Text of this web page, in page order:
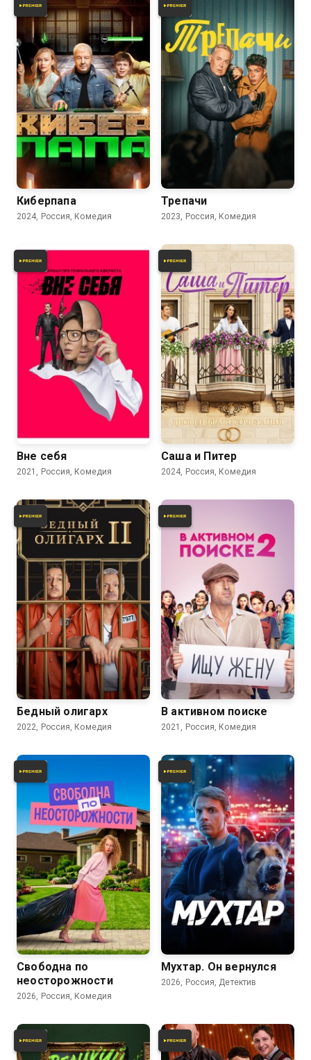
7.3
Киберпапа
2024, Россия, Комедия
7.4
Трепачи
2023, Россия, Комедия
Вне себя
2021, Россия, Комедия
7.7
Саша и Питер
2024, Россия, Комедия
7.1
Бедный олигарх
2022, Россия, Комедия
7.0
В активном поиске
2021, Россия, Комедия
Свободна по
неосторожности
2026, Россия, Комедия
Мухтар. Он вернулся
2026, Россия, Детектив